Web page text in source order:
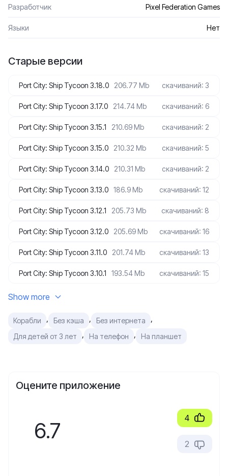
Разработчик Pixel Federation Games
Языки Нет
Старые версии
Port City: Ship Tycoon 3.18.0 206.77 Mb скачиваний: 3
Port City: Ship Tycoon 3.17.0 214.74 Mb скачиваний: 6
Port City: Ship Tycoon 3.15.1 210.69 Mb скачиваний: 2
Port City: Ship Tycoon 3.15.0 210.32 Mb скачиваний: 5
Port City: Ship Tycoon 3.14.0 210.31 Mb скачиваний: 2
Port City: Ship Tycoon 3.13.0 186.9 Mb скачиваний: 12
Port City: Ship Tycoon 3.12.1 205.73 Mb скачиваний: 8
Port City: Ship Tycoon 3.12.0 205.69 Mb скачиваний: 16
Port City: Ship Tycoon 3.11.0 201.74 Mb скачиваний: 13
Port City: Ship Tycoon 3.10.1 193.54 Mb скачиваний: 15
Show more
Корабли , Без кэша , Без интернета ,
Для детей от 3 лет , На телефон , На планшет
Оцените приложение
6.7 4
2